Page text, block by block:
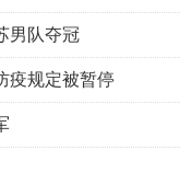
男队夺冠
疫规定被暂停